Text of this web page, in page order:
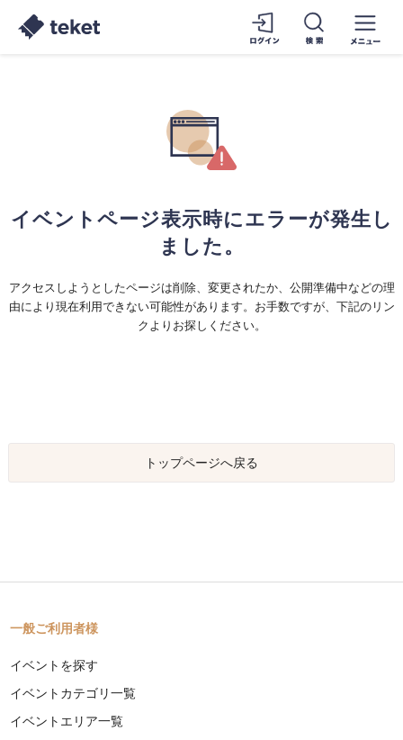
イベントページ表示時にエラーが発生し
ました。
アクセスしようとしたページは削除、変更されたか、公開準備中などの理
由により現在利用できない可能性があります。お手数ですが、下記のリン
クよりお探しください。
トップページへ戻る
一般ご利用者様
イベントを探す
イベントカテゴリ一覧
イベントエリア一覧